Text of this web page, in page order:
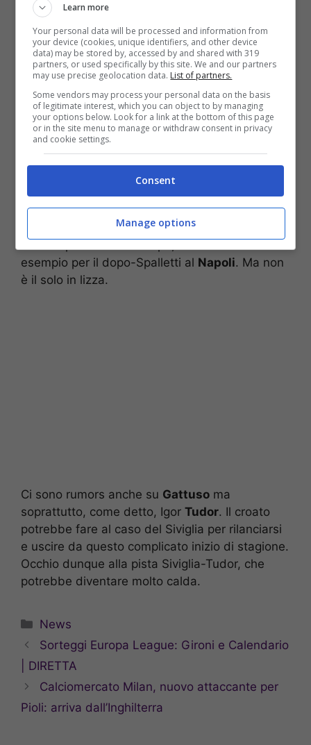
Igor Tudor può arrivare al Siviglia: le ultime – (ANSA) –
stopandagoal.net
E in quel caso si fanno già i nomi dei suoi
possibili sostituti. Il primo in lista sembra essere
Gallardo. L’ex River Plate è alla ricerca di una
nuova squadra, dopo essere stato accostato a
esempio per il dopo-Spalletti al Napoli. Ma non
è il solo in lizza.
Ci sono rumors anche su Gattuso ma
soprattutto, come detto, Igor Tudor. Il croato
potrebbe fare al caso del Siviglia per rilanciarsi
e uscire da questo complicato inizio di stagione.
Occhio dunque alla pista Siviglia-Tudor, che
potrebbe diventare molto calda.
Categorie
News
Sorteggi Europa League: Gironi e Calendario
| DIRETTA
Calciomercato Milan, nuovo attaccante per
Pioli: arriva dall’Inghilterra
Learn more
Your personal data will be processed and information from
your device (cookies, unique identifiers, and other device
data) may be stored by, accessed by and shared with 319
partners, or used specifically by this site. We and our partners
may use precise geolocation data. List of partners.
Some vendors may process your personal data on the basis
of legitimate interest, which you can object to by managing
your options below. Look for a link at the bottom of this page
or in the site menu to manage or withdraw consent in privacy
and cookie settings.
Consent
Manage options